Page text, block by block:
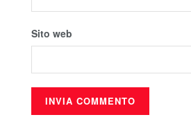
Sito web